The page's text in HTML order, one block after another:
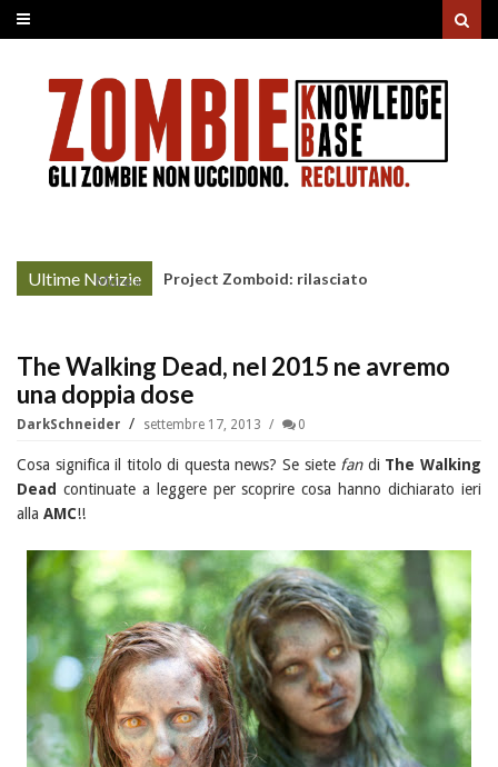
Ultime Notizie
More »
Project Zomboid: rilasciato
The Walking Dead, nel 2015 ne avremo
una doppia dose
DarkSchneider settembre 17, 2013 0
Cosa significa il titolo di questa news? Se siete fandi The Walking
Dead continuate a leggere per scoprire cosa hanno dichiarato ieri
alla AMC!!